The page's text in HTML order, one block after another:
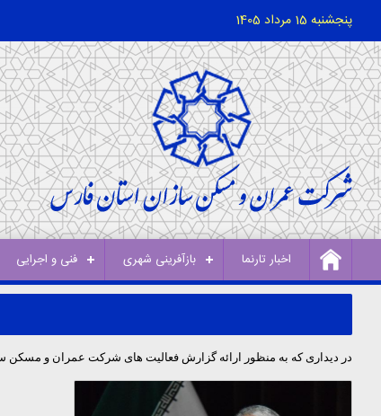
پنجشنبه 15 مرداد 1405
اخبار تارنما بازآفرینی شهری فنی و اجرایی
در دیداری که به منظور ارائه گزارش فعالیت های شرکت عمران و